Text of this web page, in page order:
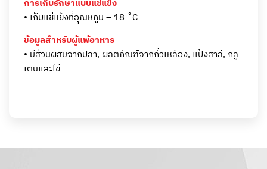
การเก็บรักษาแบบแช่แข็ง
• เก็บแช่แข็งที่อุณหภูมิ – 18 ˚C
ข้อมูลสำหรับผู้แพ้อาหาร
• มีส่วนผสมจากปลา, ผลิตภัณฑ์จากถั่วเหลือง, แป้งสาลี, กลู
เตนและไข่